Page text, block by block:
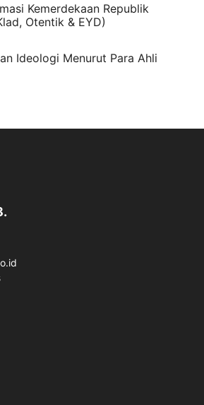
Kemerdekaan Republik
Otentik & EYD)
Ideologi Menurut Para Ahli